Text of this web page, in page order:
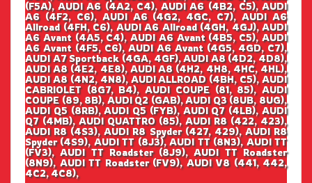
(F5A), AUDI A6 (4A2, C4), AUDI A6 (4B2, C5), AUDI
A6 (4F2, C6), AUDI A6 (4G2, 4GC, C7), AUDI A6
Allroad (4FH, C6), AUDI A6 Allroad (4GH, 4GJ), AUDI
A6 Avant (4A5, C4), AUDI A6 Avant (4B5, C5), AUDI
A6 Avant (4F5, C6), AUDI A6 Avant (4G5, 4GD, C7),
AUDI A7 Sportback (4GA, 4GF), AUDI A8 (4D2, 4D8),
AUDI A8 (4E2, 4E8), AUDI A8 (4H2, 4H8, 4HC, 4HL),
AUDI A8 (4N2, 4N8), AUDI ALLROAD (4BH, C5), AUDI
CABRIOLET (8G7, B4), AUDI COUPE (81, 85), AUDI
COUPE (89, 8B), AUDI Q2 (GAB), AUDI Q3 (8UB, 8UG),
AUDI Q5 (8RB), AUDI Q5 (FYB), AUDI Q7 (4LB), AUDI
Q7 (4MB), AUDI QUATTRO (85), AUDI R8 (422, 423),
AUDI R8 (4S3), AUDI R8 Spyder (427, 429), AUDI R8
Spyder (4S9), AUDI TT (8J3), AUDI TT (8N3), AUDI TT
(FV3), AUDI TT Roadster (8J9), AUDI TT Roadster
(8N9), AUDI TT Roadster (FV9), AUDI V8 (441, 442,
4C2, 4C8),